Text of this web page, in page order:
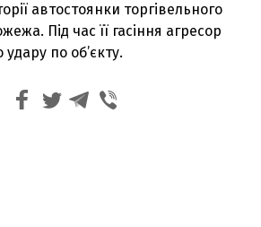
автостоянки торгівельного
Під час її гасіння агресор
по об’єкту.